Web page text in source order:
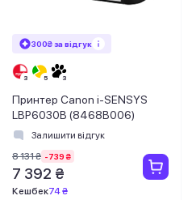
300₴ за відгук
Принтер Canon i-SENSYS
LBP6030B (8468B006)
Залишити відгук
8 131 ₴ -739 ₴
7 392 ₴
Кешбек74 ₴